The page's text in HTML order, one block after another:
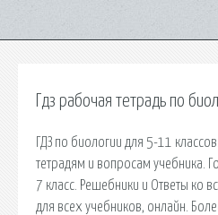
Гдз рабочая тетрадь по
ГДЗ по биологии для 5-11
тетрадям и вопросам учебника.
7 класс. Решебники и Ответы ко
для всех учебников, онлайн.